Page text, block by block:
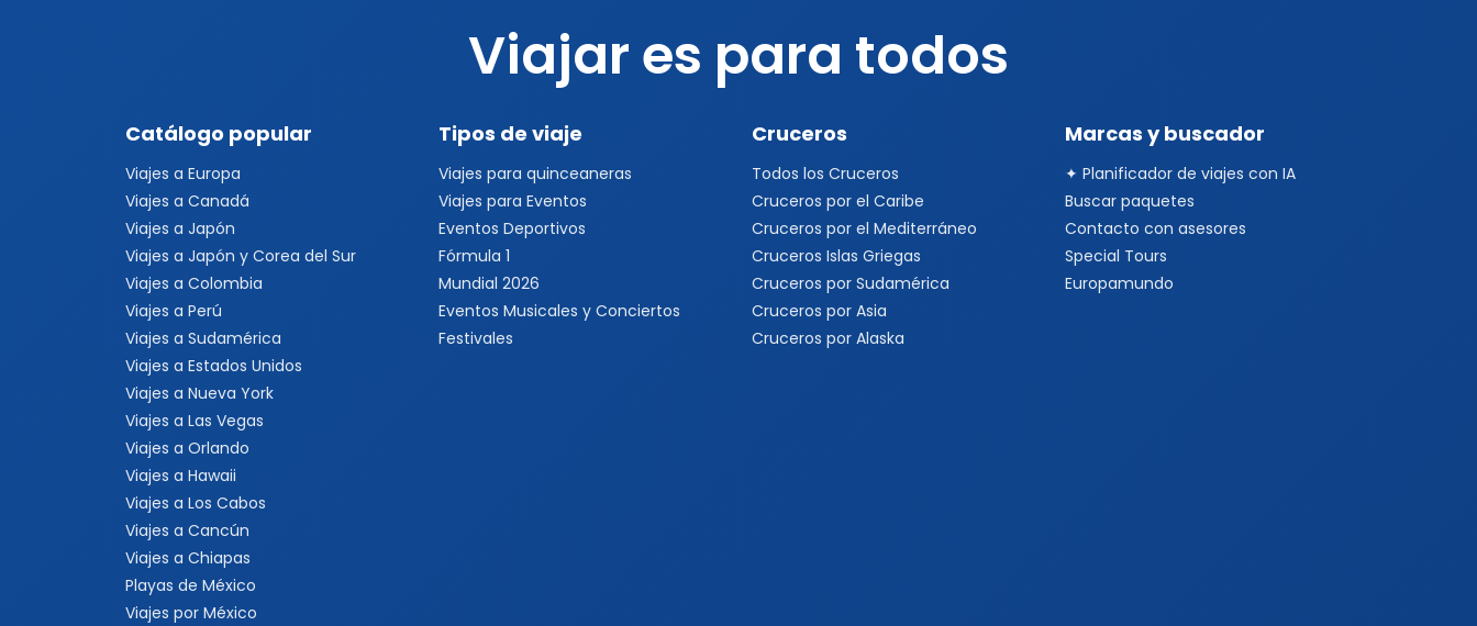
Viajar es para todos
Catálogo popular
Viajes a Europa
Viajes a Canadá
Viajes a Japón
Viajes a Japón y Corea del Sur
Viajes a Colombia
Viajes a Perú
Viajes a Sudamérica
Viajes a Estados Unidos
Viajes a Nueva York
Viajes a Las Vegas
Viajes a Orlando
Viajes a Hawaii
Viajes a Los Cabos
Viajes a Cancún
Viajes a Chiapas
Playas de México
Viajes por México
Tipos de viaje
Viajes para quinceaneras
Viajes para Eventos
Eventos Deportivos
Fórmula 1
Mundial 2026
Eventos Musicales y Conciertos
Festivales
Cruceros
Todos los Cruceros
Cruceros por el Caribe
Cruceros por el Mediterráneo
Cruceros Islas Griegas
Cruceros por Sudamérica
Cruceros por Asia
Cruceros por Alaska
Marcas y buscador
✦ Planificador de viajes con IA
Buscar paquetes
Contacto con asesores
Special Tours
Europamundo